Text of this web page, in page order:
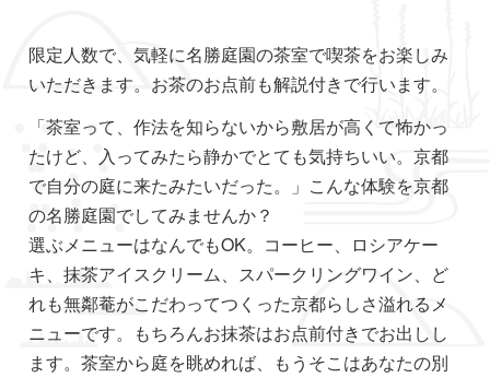
限定人数で、気軽に名勝庭園の茶室で喫茶をお楽しみ
いただきます。お茶のお点前も解説付きで行います。
「茶室って、作法を知らないから敷居が高くて怖かっ
たけど、入ってみたら静かでとても気持ちいい。京都
で自分の庭に来たみたいだった。」こんな体験を京都
の名勝庭園でしてみませんか？
選ぶメニューはなんでもOK。コーヒー、ロシアケー
キ、抹茶アイスクリーム、スパークリングワイン、ど
れも無鄰菴がこだわってつくった京都らしさ溢れるメ
ニューです。もちろんお抹茶はお点前付きでお出しし
ます。茶室から庭を眺めれば、もうそこはあなたの別